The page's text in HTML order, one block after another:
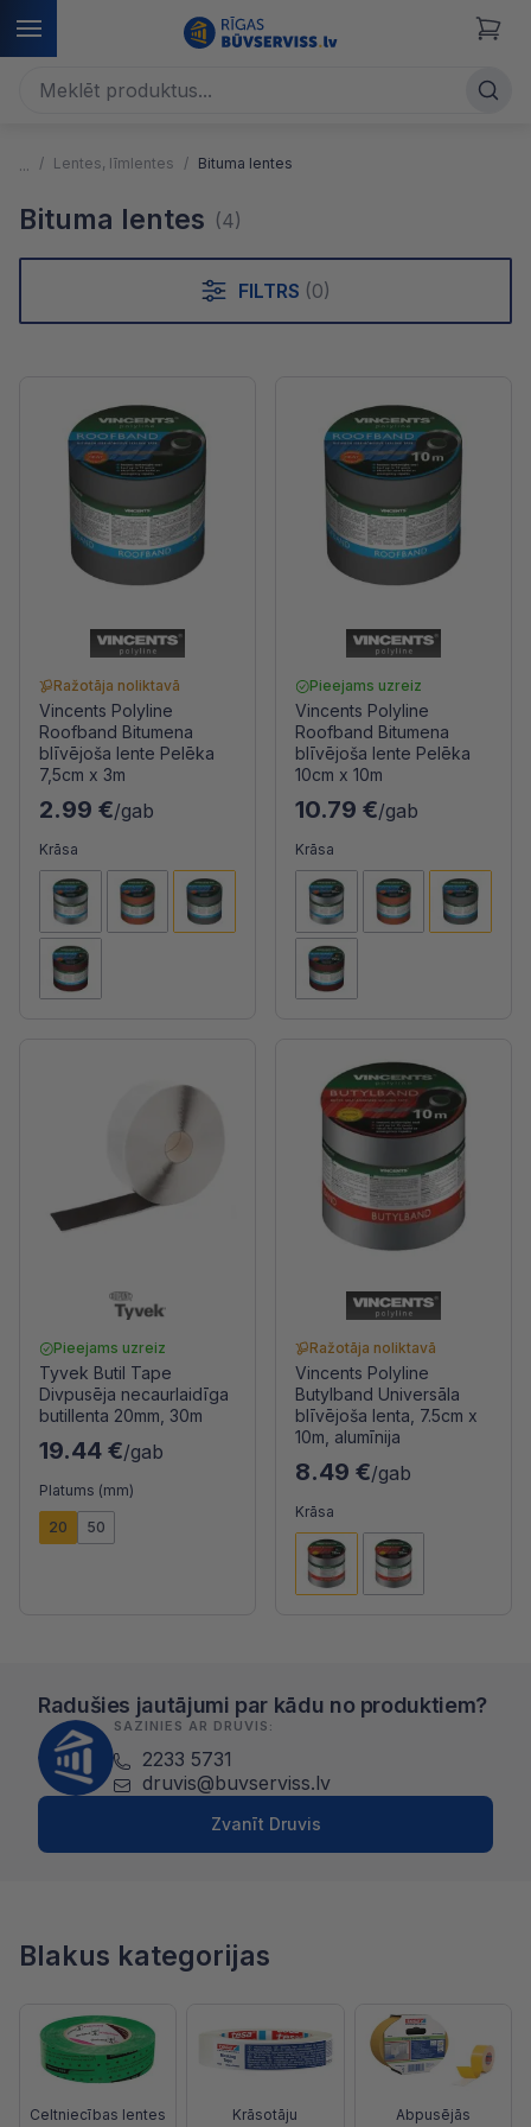
Lentes, līmlentes Bituma lentes
Bituma lentes (4)
FILTRS (0)
Ražotāja noliktavā
Vincents Polyline
Roofband Bitumena
blīvējoša lente Pelēka
7,5cm x 3m
2.99 €/gab
Krāsa
Pieejams uzreiz
Vincents Polyline
Roofband Bitumena
blīvējoša lente Pelēka
10cm x 10m
10.79 €/gab
Krāsa
Pieejams uzreiz
Tyvek Butil Tape
Divpusēja necaurlaidīga
butillenta 20mm, 30m
19.44 €/gab
Platums (mm)
20 50
Ražotāja noliktavā
Vincents Polyline
Butylband Universāla
blīvējoša lenta, 7.5cm x
10m, alumīnija
8.49 €/gab
Krāsa
Radušies jautājumi par kādu no produktiem?
SAZINIES AR DRUVIS:
2233 5731
druvis@buvserviss.lv
Zvanīt Druvis
Blakus kategorijas
Celtniecības lentes
Krāsotāju
Abpusējās